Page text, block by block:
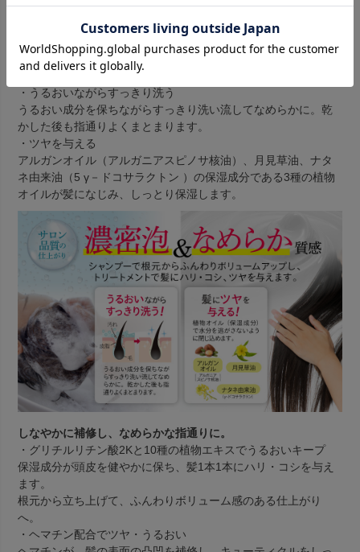
パサつく髪を修復！毛先までまとまってツヤのある髪へ
・うるおいながらすっきり洗う
うるおい成分を保ちながらすっきり洗い流してなめらかに。乾
かした後も指通りよくまとまります。
・ツヤを与える
アルガンオイル（アルガニアスピノサ核油）、月見草油、ナタ
ネ由来油（5 γ－ドコサラクトン ）の保湿成分である3種の植物
オイルが髪になじみ、しっとり保湿します。
しなやかに補修し、なめらかな指通りに。
・グリチルリチン酸2Kと10種の植物エキスでうるおいキープ
保湿成分が頭皮を健やかに保ち、髪1本1本にハリ・コシを与え
ます。
根元から立ち上げて、ふんわりボリューム感のある仕上がり
へ。
・ヘマチン配合でツヤ・うるおい